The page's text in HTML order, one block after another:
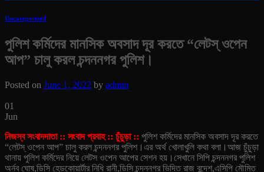
Uncategorized
পুলিশ কর্মিদের মানসিক অবসাদ দূর করতে “লেটস্ ওপেন
আপ” চালু করল চন্দননগর পুলিশ।
Posted on June 1, 2022 by admin
01
Jun
নিজস্ব সংবাদদাতা :: সংবাদ প্রবাহ :: চুঁচুড়া :: পুলিশ কর্মিদের মানসিক অবসাদ দূর করতে
“লেটস্ ওপেন আপ” চালু করল চন্দননগর পুলিশ।এর অর্থ খোলাখুলি কথা বলা।আজ চুঁচুড়া
থানায় পুলিশ কর্মিদের নিয়ে লেটস ওপেন আপের সেশন হয়।সেখানে সিপি চন্দননগর পুলিশ
অর্নব ঘোষ,ডিসি হেডকোয়ার্টার নিধি রানী,ডিসি চন্দননগর ভিদিত রাজ বুন্দেশ,এসিপি মৌমিত